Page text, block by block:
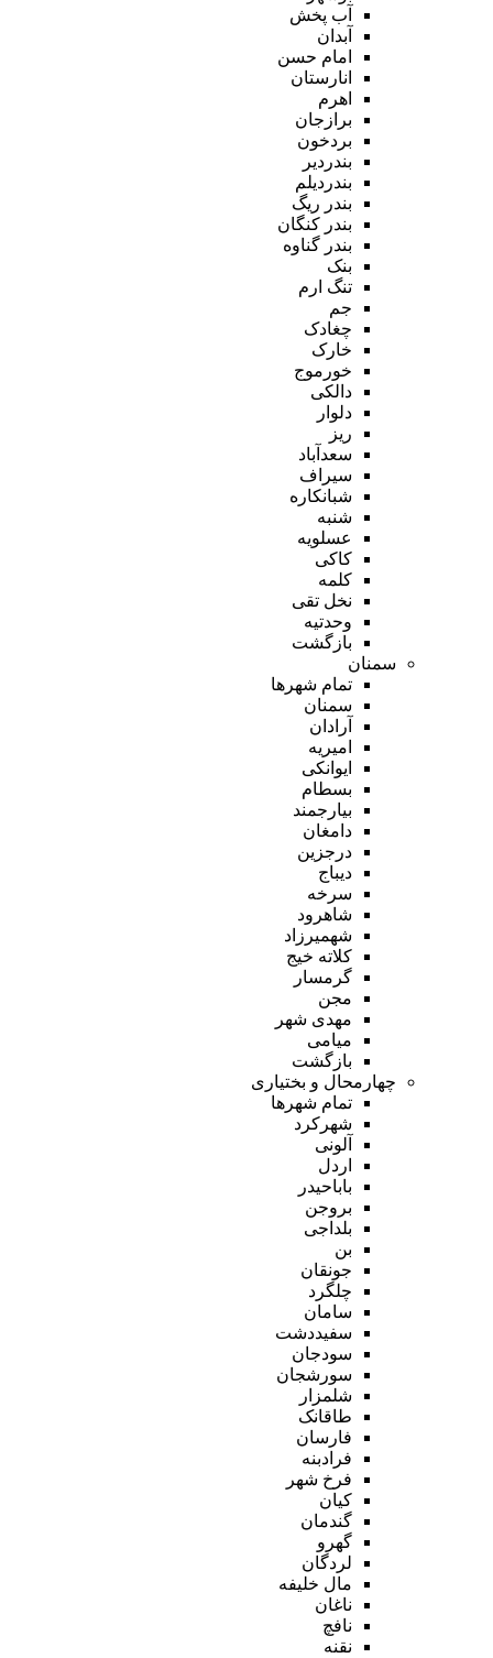
آب پخش
آبدان
امام حسن
انارستان
اهرم
برازجان
بردخون
بندردیر
بندردیلم
بندر ریگ
بندر کنگان
بندر گناوه
بنک
تنگ ارم
جم
چغادک
خارک
خورموج
دالکی
دلوار
ریز
سعدآباد
سیراف
شبانکاره
شنبه
عسلویه
کاکی
کلمه
نخل تقی
وحدتیه
بازگشت
سمنان
تمام شهر‌ها
سمنان
آرادان
امیریه
ایوانکی
بسطام
بیارجمند
دامغان
درجزین
دیباج
سرخه
شاهرود
شهمیرزاد
کلاته خیج
گرمسار
مجن
مهدی شهر
میامی
بازگشت
چهارمحال و بختیاری
تمام شهر‌ها
شهرکرد
آلونی
اردل
باباحیدر
بروجن
بلداجی
بن
جونقان
چلگرد
سامان
سفیددشت
سودجان
سورشجان
شلمزار
طاقانک
فارسان
فرادبنه
فرخ شهر
کیان
گندمان
گهرو
لردگان
مال خلیفه
ناغان
نافچ
نقنه